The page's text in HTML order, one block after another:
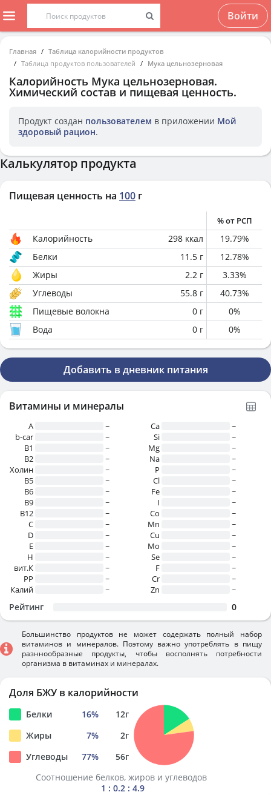
Войти
Главная
Таблица калорийности продуктов
Таблица продуктов пользователей
Мука цельнозерновая
Калорийность Мука цельнозерновая.
Химический состав и пищевая ценность.
Продукт создан пользователем в приложении Мой
здоровый рацион.
Калькулятор продукта
Пищевая ценность на 100 г
% от РСП
Калорийность 298 ккал 19.79%
Белки
11.5 г 12.78%
Жиры
2.2 г 3.33%
Углеводы
55.8 г 40.73%
Пищевые волокна
0 г 0%
Вода
0 г 0%
Добавить в дневник питания
Витамины и минералы
A
~
b-car
~
В1
~
B2
~
Холин
~
B5
~
B6
~
B9
~
B12
~
C
~
D
~
E
~
H
~
вит.К
~
PP
~
Калий
~
Ca
~
Si
~
Mg
~
Na
~
P
~
Cl
~
Fe
~
I
~
Co
~
Mn
~
Cu
~
Mo
~
Se
~
F
~
Cr
~
Zn
~
Рейтинг 0
Большинство продуктов не может содержать полный набор
витаминов и минералов. Поэтому важно употреблять в пищу
разннообразные продукты, чтобы восполнять потребности
организма в витаминах и минералах.
Доля БЖУ в калорийности
Белки 16% 12г
Жиры
7% 2г
Углеводы
77% 56г
Соотношение белков, жиров и углеводов
1 : 0.2 : 4.9